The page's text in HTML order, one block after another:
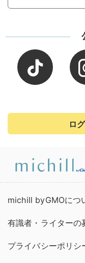
ロ
michill byGMOにつ
有識者・ライターの
プライバシーポリシ